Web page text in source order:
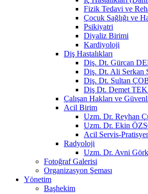
Fizik Tedavi ve
Çocuk Sağlığı ve
Psikiyatri
Diyaliz Birimi
Kardiyoloji
Diş Hastalıkları
Diş. Dt. Gürcan
Diş. Dt. Ali Serkan
Diş. Dt. Sultan
Diş Dt. Demet
Çalışan Hakları ve
Acil Birim
Uzm. Dr. Reyhan
Uzm. Dr. Ekin
Acil Servis-
Radyoloji
Uzm. Dr. Avni
Fotoğraf Galerisi
Organizasyon Şeması
Yönetim
Başhekim